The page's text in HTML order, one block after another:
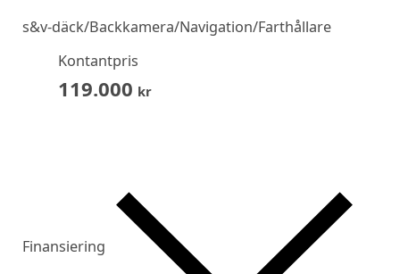
s&v-däck/Backkamera/Navigation/Farthållare
Kontantpris
119.000 kr
Finansiering